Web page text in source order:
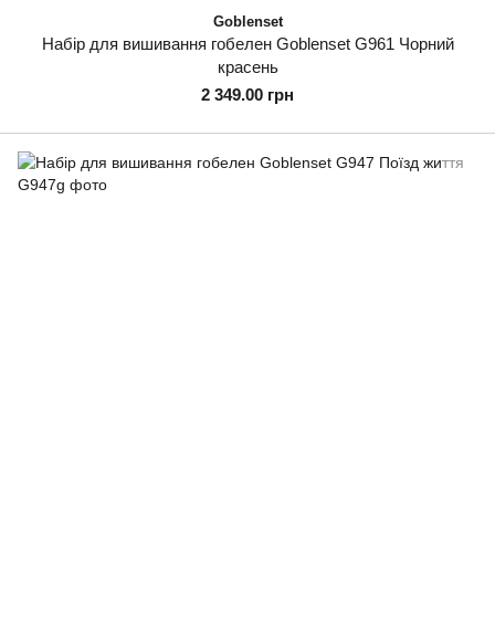
Goblenset
Набір для вишивання гобелен Goblenset G961 Чорний
красень
2 349.00 грн